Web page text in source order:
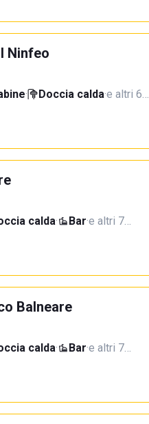
Ninfeo
· Doccia calda·e altri 6…
calda· Bar·e altri 7…
Balneare
calda· Bar·e altri 7…